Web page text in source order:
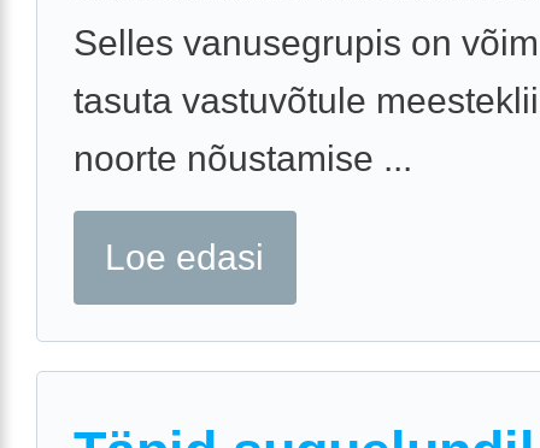
Selles vanusegrupis on
tasuta vastuvõtule
noorte nõustamise ...
Loe edasi